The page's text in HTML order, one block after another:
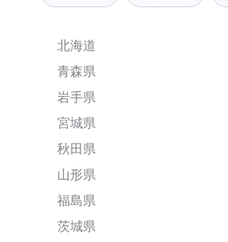
北海道
青森県
岩手県
宮城県
秋田県
山形県
福島県
茨城県